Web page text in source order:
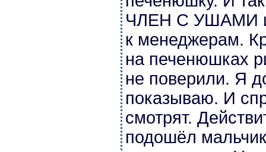
ЧЛЕН С УШАМИ
к менеджерам.
на печенюшках
не поверили. Я
показываю. И
смотрят.
подошёл